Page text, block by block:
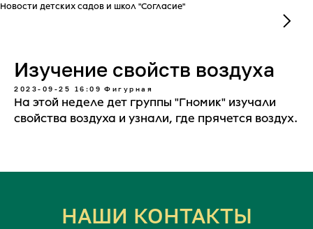
Новости детских садов и школ "Согласие"
Изучение свойств воздуха
2023-09-25 16:09 Фигурная
На этой неделе дет группы "Гномик" изучали
свойства воздуха и узнали, где прячется воздух.
НАШИ КОНТАКТЫ